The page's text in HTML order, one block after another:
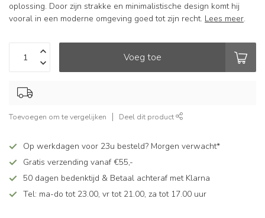
oplossing. Door zijn strakke en minimalistische design komt hij
vooral in een moderne omgeving goed tot zijn recht. Lees meer.
Voeg toe
Toevoegen om te vergelijken Deel dit product
Op werkdagen voor 23u besteld? Morgen verwacht*
Gratis verzending vanaf €55,-
50 dagen bedenktijd & Betaal achteraf met Klarna
Tel: ma-do tot 23.00, vr tot 21.00, za tot 17.00 uur